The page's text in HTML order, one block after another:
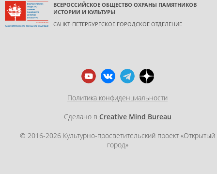
ВСЕРОССИЙСКОЕ ОБЩЕСТВО ОХРАНЫ ПАМЯТНИКОВ
ИСТОРИИ И КУЛЬТУРЫ
САНКТ-ПЕТЕРБУРГСКОЕ ГОРОДСКОЕ ОТДЕЛЕНИЕ
Политика конфиденциальности
Сделано в Creative Mind Bureau
© 2016-2026 Культурно-просветительский проект «Открытый
город»